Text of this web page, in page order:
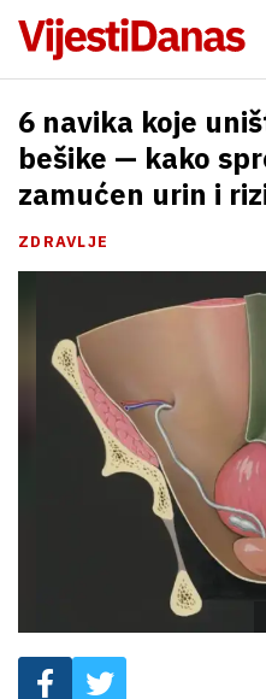
6 navika koje
bešike — kako
zamućen urin i
ZDRAVLJE